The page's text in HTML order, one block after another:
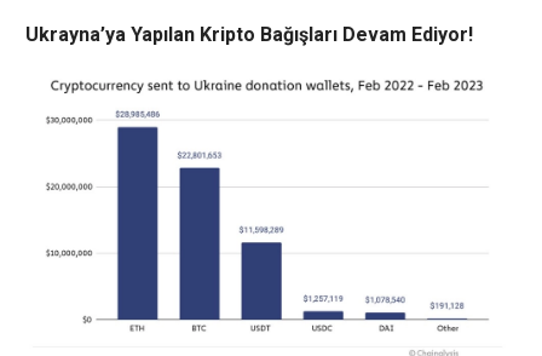
Ukrayna’ya Yapılan Kripto Bağışları Devam Ediyor!